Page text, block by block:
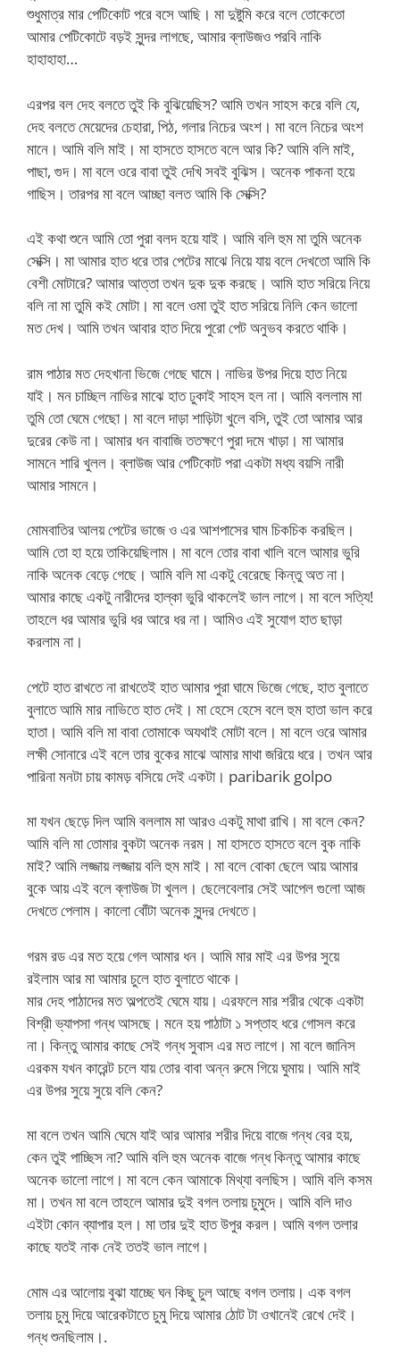
শুধুমাত্র মার পেটিকোট পরে বসে আছি। মা দুষ্টুমি করে বলে তোকেতো
আমার পেটিকোটে বড়ই সুন্দর লাগছে, আমার ব্লাউজও পরবি নাকি
হাহাহাহা…
এরপর বল দেহ বলতে তুই কি বুঝিয়েছিস? আমি তখন সাহস করে বলি যে,
দেহ বলতে মেয়েদের চেহারা, পিঠ, গলার নিচের অংশ। মা বলে নিচের অংশ
মানে। আমি বলি মাই। মা হাসতে হাসতে বলে আর কি? আমি বলি মাই,
পাছা, গুদ। মা বলে ওরে বাবা তুই দেখি সবই বুঝিস। অনেক পাকনা হয়ে
গাছিস। তারপর মা বলে আচ্ছা বলত আমি কি সেক্সি?
এই কথা শুনে আমি তো পুরা বলদ হয়ে যাই। আমি বলি হুম মা তুমি অনেক
সেক্সি। মা আমার হাত ধরে তার পেটের মাঝে নিয়ে যায় বলে দেখতো আমি কি
বেশী মোটারে? আমার আত্তা তখন দুক দুক করছে। আমি হাত সরিয়ে নিয়ে
বলি না মা তুমি কই মোটা। মা বলে ওমা তুই হাত সরিয়ে নিলি কেন ভালো
মত দেখ। আমি তখন আবার হাত দিয়ে পুরো পেট অনুভব করতে থাকি।
রাম পাঠার মত দেহখানা ভিজে গেছে ঘামে। নাভির উপর দিয়ে হাত নিয়ে
যাই। মন চাচ্ছিল নাভির মাঝে হাত ঢুকাই সাহস হল না। আমি বললাম মা
তুমি তো ঘেমে গেছো। মা বলে দাড়া শাড়িটা খুলে বসি, তুই তো আমার আর
দুরের কেউ না। আমার ধন বাবাজি ততক্ষণে পুরা দমে খাড়া। মা আমার
সামনে শারি খুলল। ব্লাউজ আর পেটিকোট পরা একটা মধ্য বয়সি নারী
আমার সামনে।
মোমবাতির আলয় পেটের ভাজে ও এর আশপাসের ঘাম চিকচিক করছিল।
আমি তো হা হয়ে তাকিয়েছিলাম। মা বলে তোর বাবা খালি বলে আমার ভুরি
নাকি অনেক বেড়ে গেছে। আমি বলি মা একটু বেরেছে কিন্তু অত না।
আমার কাছে একটু নারীদের হাল্কা ভুরি থাকলেই ভাল লাগে। মা বলে সত্যি!
তাহলে ধর আমার ভুরি ধর আরে ধর না। আমিও এই সুযোগ হাত ছাড়া
করলাম না।
পেটে হাত রাখতে না রাখতেই হাত আমার পুরা ঘামে ভিজে গেছে, হাত বুলাতে
বুলাতে আমি মার নাভিতে হাত দেই। মা হেসে হেসে বলে হুম হাতা ভাল করে
হাতা। আমি বলি মা বাবা তোমাকে অযথাই মোটা বলে। মা বলে ওরে আমার
লক্ষী সোনারে এই বলে তার বুকের মাঝে আমার মাথা জরিয়ে ধরে। তখন আর
পারিনা মনটা চায় কামড় বসিয়ে দেই একটা। paribarik golpo
মা যখন ছেড়ে দিল আমি বললাম মা আরও একটু মাথা রাখি। মা বলে কেন?
আমি বলি মা তোমার বুকটা অনেক নরম। মা হাসতে হাসতে বলে বুক নাকি
মাই? আমি লজ্জায় লজ্জায় বলি হুম মাই। মা বলে বোকা ছেলে আয় আমার
বুকে আয় এই বলে ব্লাউজ টা খুলল। ছেলেবেলার সেই আপেল গুলো আজ
দেখতে পেলাম। কালো বোঁটা অনেক সুন্দর দেখতে।
গরম রড এর মত হয়ে গেল আমার ধন। আমি মার মাই এর উপর সুয়ে
রইলাম আর মা আমার চুলে হাত বুলাতে থাকে।
মার দেহ পাঠাদের মত অল্পতেই ঘেমে যায়। এরফলে মার শরীর থেকে একটা
বিশ্রী ভ্যাপসা গন্ধ আসছে। মনে হয় পাঠাটা ১ সপ্তাহ ধরে গোসল করে
না। কিন্তু আমার কাছে সেই গন্ধ সুবাস এর মত লাগে। মা বলে জানিস
এরকম যখন কারেন্ট চলে যায় তোর বাবা অন্ন রুমে গিয়ে ঘুমায়। আমি মাই
এর উপর সুয়ে সুয়ে বলি কেন?
মা বলে তখন আমি ঘেমে যাই আর আমার শরীর দিয়ে বাজে গন্ধ বের হয়,
কেন তুই পাচ্ছিস না? আমি বলি হুম অনেক বাজে গন্ধ কিন্তু আমার কাছে
অনেক ভালো লাগে। মা বলে কেন আমাকে মিথ্যা বলছিস। আমি বলি কসম
মা। তখন মা বলে তাহলে আমার দুই বগল তলায় চুমুদে। আমি বলি দাও
এইটা কোন ব্যাপার হল। মা তার দুই হাত উপুর করল। আমি বগল তলার
কাছে যতই নাক নেই ততই ভাল লাগে।
মোম এর আলোয় বুঝা যাচ্ছে ঘন কিছু চুল আছে বগল তলায়। এক বগল
তলায় চুমু দিয়ে আরেকটাতে চুমু দিয়ে আমার ঠোট টা ওখানেই রেখে দেই।
গন্ধ শুনছিলাম।.